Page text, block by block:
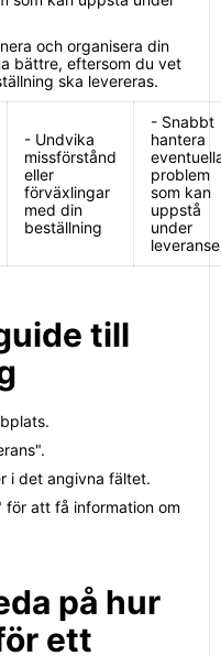
och organisera din
bättre, eftersom du vet
ska levereras.
- Undvika
missförstånd
eller
förväxlingar
med din
beställning
- Snabbt
hantera
problem
som kan
uppstå
under
till
i det angivna fältet.
att få information om
på hur
ett